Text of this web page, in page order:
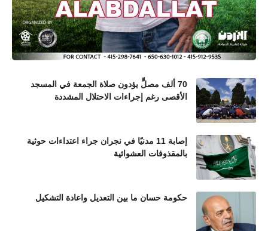
70 ألف مصلٍّ يؤدون صلاة الجمعة في المسجد
الأقصى رغم إجراءات الاحتلال المشددة
إصابة 11 مدنيًا في نجران جراء اعتداءات حوثية
بالمقذوفات العشوائية
حكومة حسان ما بين التعديل واعادة التشكيل